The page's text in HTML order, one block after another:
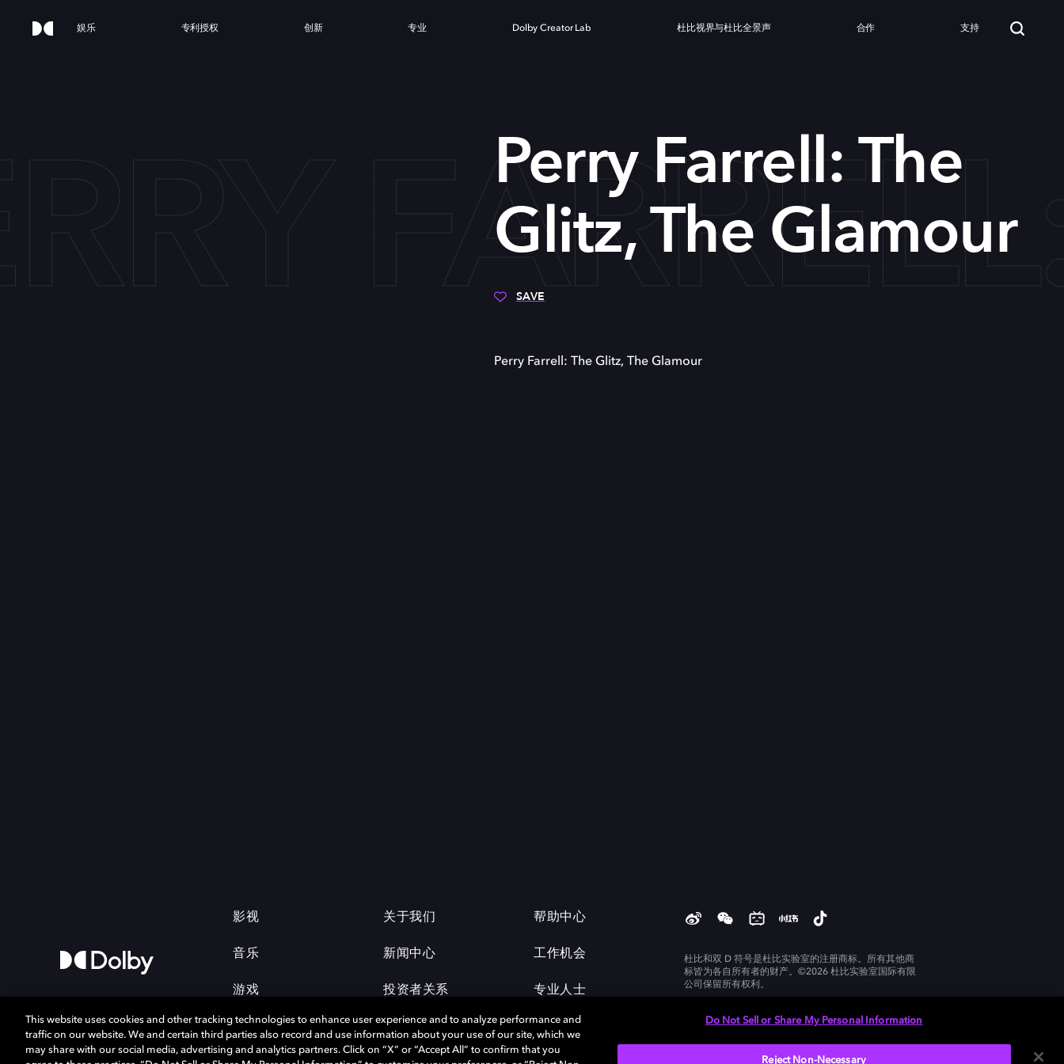
娱乐 专利授权 创新 专业 Dolby Creator Lab 杜比视界与杜比全景声 合作 支持
Perry Farrell: The
Glitz, The Glamour
SAVE
Perry Farrell: The Glitz, The Glamour
影视
音乐
游戏
关于我们
新闻中心
投资者关系
帮助中心
工作机会
专业人士
杜比和双 D 符号是杜比实验室的注册商标。所有其他商
标皆为各自所有者的财产。©2026 杜比实验室国际有限
公司保留所有权利。
This website uses cookies and other tracking technologies to enhance user experience and to analyze performance and
traffic on our website. We and certain third parties also record and use information about your use of our site, which we
may share with our social media, advertising and analytics partners. Click on “X” or “Accept All” to confirm that you
Do Not Sell or Share My Personal Information
Reject Non-Necessary